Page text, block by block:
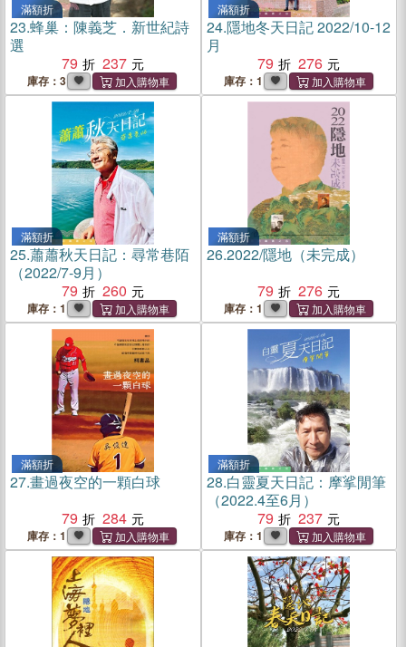
滿額折
23.蜂巢：陳義芝．新世紀詩
選
79
237
庫存：3
滿額折
24.隱地冬天日記 2022/10-12
月
79
276
庫存：1
滿額折
25.蕭蕭秋天日記：尋常巷陌
（2022/7-9月）
79
260
庫存：1
滿額折
26.2022/隱地（未完成）
79
276
庫存：1
滿額折
27.畫過夜空的一顆白球
79
284
庫存：1
滿額折
28.白靈夏天日記：摩挲閒筆
（2022.4至6月）
79
237
庫存：1